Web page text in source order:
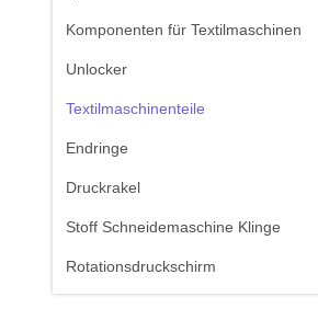
Komponenten für Textilmaschinen
Unlocker
Textilmaschinenteile
Endringe
Druckrakel
Stoff Schneidemaschine Klinge
Rotationsdruckschirm